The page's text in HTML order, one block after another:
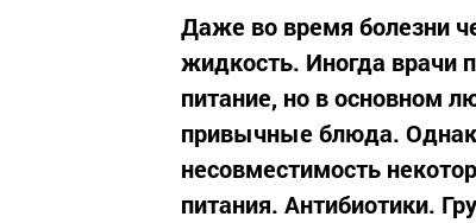
Даже во время болезни
жидкость. Иногда врачи
питание, но в основном
привычные блюда.
несовместимость
питания. Антибиотики.